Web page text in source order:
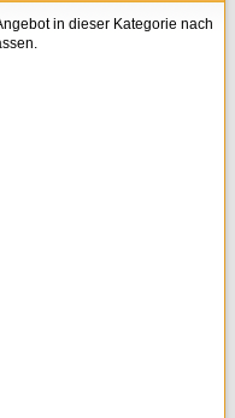
in dieser Kategorie nach